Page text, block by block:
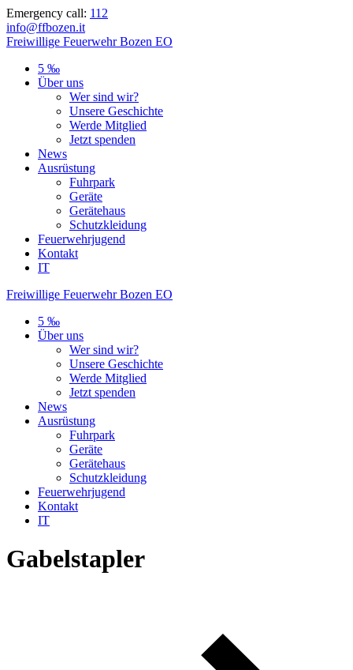
Skip
to
content
Emergency call: 112
info@ffbozen.it
Freiwillige FeuerwehrBozen EO
5 ‰
Über uns
Wer sind wir?
Unsere Geschichte
Werde Mitglied
Jetzt spenden
News
Ausrüstung
Fuhrpark
Geräte
Gerätehaus
Schutzkleidung
Feuerwehrjugend
Kontakt
IT
Freiwillige FeuerwehrBozen EO
5 ‰
Über uns
Wer sind wir?
Unsere Geschichte
Werde Mitglied
Jetzt spenden
News
Ausrüstung
Fuhrpark
Geräte
Gerätehaus
Schutzkleidung
Feuerwehrjugend
Kontakt
IT
Gabelstapler